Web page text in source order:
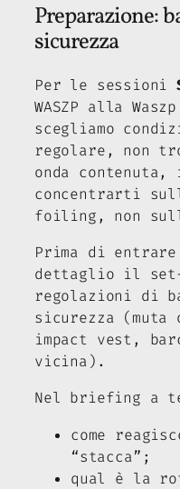
Preparazione:
sicurezza
Per le sessioni
WASZP alla
scegliamo
regolare, non
onda contenuta,
concentrarti
foiling, non
Prima di
dettaglio il
regolazioni di
sicurezza (muta
impact vest,
vicina).
Nel briefing a
come
“stacca”;
qual è la